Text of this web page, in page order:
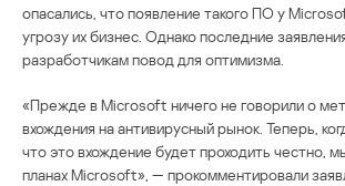
опасались, что появление такого ПО у
угрозу их бизнес. Однако последние
разработчикам повод для оптимизма.
«Прежде в Microsoft ничего не говорили о
вхождения на антивирусный рынок. Теперь,
что это вхождение будет проходить честно,
планах Microsoft», — прокомментировали